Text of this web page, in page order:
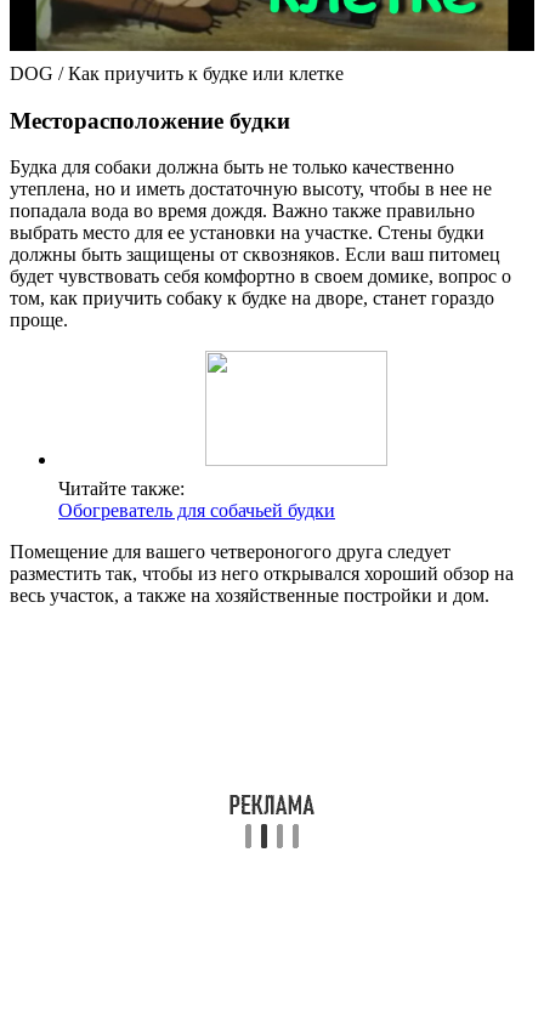
DOG / Как приучить к будке или клетке
Месторасположение будки
Будка для собаки должна быть не только качественно
утеплена, но и иметь достаточную высоту, чтобы в нее не
попадала вода во время дождя. Важно также правильно
выбрать место для ее установки на участке. Стены будки
должны быть защищены от сквозняков. Если ваш питомец
будет чувствовать себя комфортно в своем домике, вопрос о
том, как приучить собаку к будке на дворе, станет гораздо
проще.
Читайте также:
Обогреватель для собачьей будки
Помещение для вашего четвероногого друга следует
разместить так, чтобы из него открывался хороший обзор на
весь участок, а также на хозяйственные постройки и дом.